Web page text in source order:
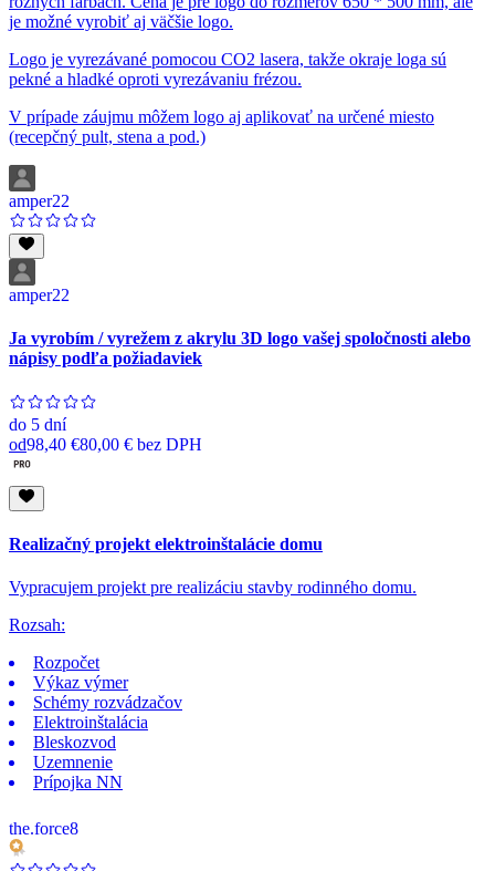
je možné vyrobiť aj väčšie logo.
Logo je vyrezávané pomocou CO2 lasera, takže okraje loga sú
pekné a hladké oproti vyrezávaniu frézou.
V prípade záujmu môžem logo aj aplikovať na určené miesto
(recepčný pult, stena a pod.)
amper22
amper22
Ja vyrobím / vyrežem z akrylu 3D logo vašej spoločnosti alebo
nápisy podľa požiadaviek
do 5 dní
od98,40 €80,00 € bez DPH
Realizačný projekt elektroinštalácie domu
Vypracujem projekt pre realizáciu stavby rodinného domu.
Rozsah:
Rozpočet
Výkaz výmer
Schémy rozvádzačov
Elektroinštalácia
Bleskozvod
Uzemnenie
Prípojka NN
the.force8